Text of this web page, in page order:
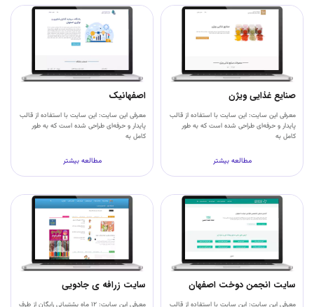
صنایع غذایی ویژن
معرفی این سایت: این سایت با استفاده از قالب
پایدار و حرفه‌ای طراحی شده است که به طور
کامل به
مطالعه بیشتر
اصفهانیک
معرفی این سایت: این سایت با استفاده از قالب
پایدار و حرفه‌ای طراحی شده است که به طور
کامل به
مطالعه بیشتر
سایت انجمن دوخت اصفهان
معرفی این سایت: این سایت با استفاده از قالب
سایت زرافه ی جادویی
معرفی این سایت: ۱۲ ماه پشتیبانی رایگان از طرف